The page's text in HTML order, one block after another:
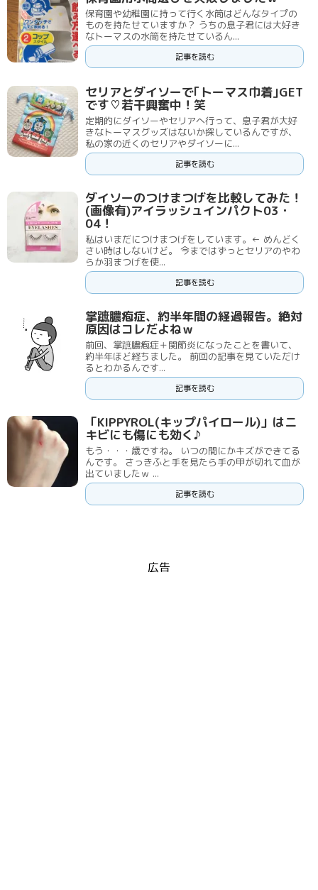
保育園や幼稚園に持って行く水筒はどんなタイプの
ものを持たせていますか？ うちの息子君には大好き
なトーマスの水筒を持たせているん...
記事を読む
セリアとダイソーで｢トーマス巾着｣GET
です♡若干興奮中！笑
定期的にダイソーやセリアへ行って、息子君が大好
きなトーマスグッズはないか探しているんですが、
私の家の近くのセリアやダイソーに...
記事を読む
ダイソーのつけまつげを比較してみた！
(画像有)アイラッシュインパクト03・
04！
私はいまだにつけまつげをしています。← めんどく
さい時はしないけど。 今まではずっとセリアのやわ
らか羽まつげを使...
記事を読む
掌蹠膿疱症、約半年間の経過報告。絶対
原因はコレだよねｗ
前回、掌蹠膿疱症＋関節炎になったことを書いて、
約半年ほど経ちました。 前回の記事を見ていただけ
るとわかるんです...
記事を読む
「KIPPYROL(キップパイロール)」はニ
キビにも傷にも効く♪
もう・・・歳ですね。 いつの間にかキズができてる
んです。 さっきふと手を見たら手の甲が切れて血が
出ていましたｗ ...
記事を読む
広告